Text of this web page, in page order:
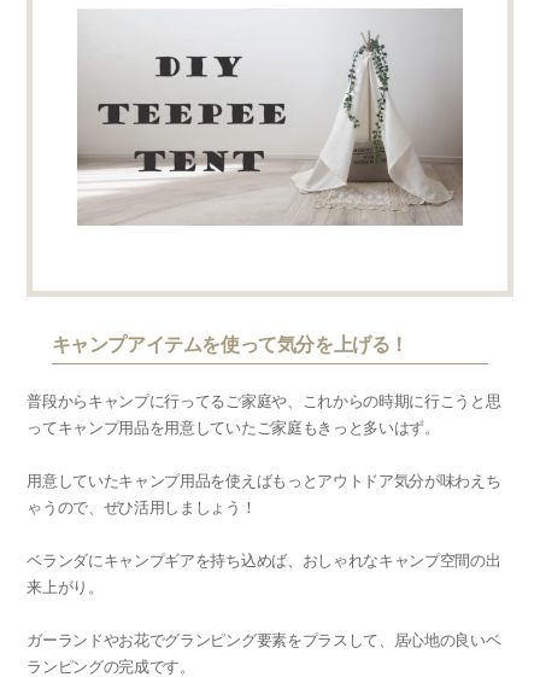
キャンプアイテムを使って気分を上げる！
普段からキャンプに行ってるご家庭や、これからの時期に行こうと思
ってキャンプ用品を用意していたご家庭もきっと多いはず。
用意していたキャンプ用品を使えばもっとアウトドア気分が味わえち
ゃうので、ぜひ活用しましょう！
ベランダにキャンプギアを持ち込めば、おしゃれなキャンプ空間の出
来上がり。
ガーランドやお花でグランピング要素をプラスして、居心地の良いベ
ランピングの完成です。